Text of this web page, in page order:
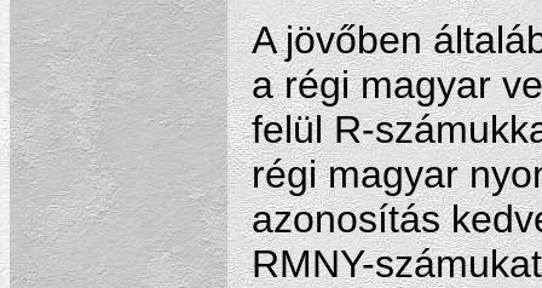
A jövőben
a régi magyar
felül R-
régi magyar
azonosítás
RMNY-